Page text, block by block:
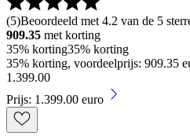
(5)Beoordeeld met 4.2 van de 5
909.35 met korting
35% korting35% korting
35% korting, voordeelprijs: 909.35
1 .399.00
Prijs: 1.399.00 euro